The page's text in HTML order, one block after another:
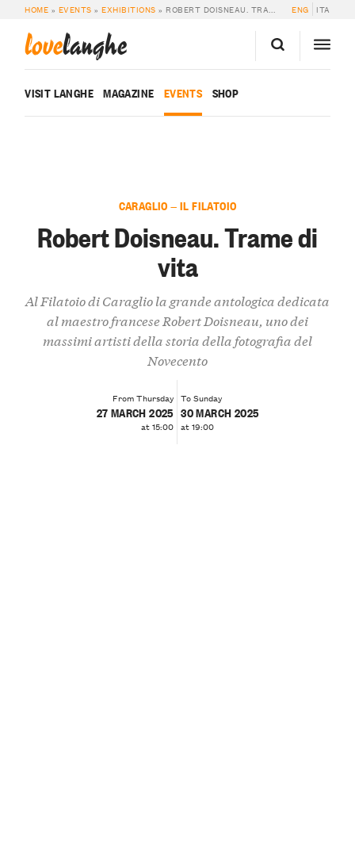
HOME » EVENTS »EXHIBITIONS » ROBERT DOISNEAU. TRAME DI VITA ENG ITA
lovelanghe
VISIT LANGHE MAGAZINE EVENTS SHOP
CARAGLIO — IL FILATOIO
Robert Doisneau. Trame di
vita
Al Filatoio di Caraglio la grande antologica dedicata
al maestro francese Robert Doisneau, uno dei
massimi artisti della storia della fotografia del
Novecento
From Thursday
27 MARCH 2025
at 15:00
To Sunday
30 MARCH 2025
at 19:00